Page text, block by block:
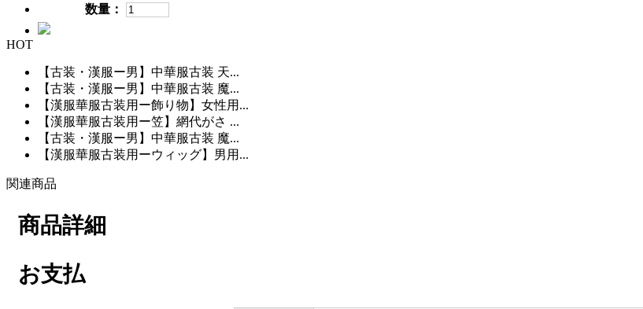
数量：
HOT
【古装・漢服ー男】中華服古装 天...
【古装・漢服ー男】中華服古装 魔...
【漢服華服古装用ー飾り物】女性用...
【漢服華服古装用ー笠】網代がさ ...
【古装・漢服ー男】中華服古装 魔...
【漢服華服古装用ーウィッグ】男用...
関連商品
商品詳細
お支払